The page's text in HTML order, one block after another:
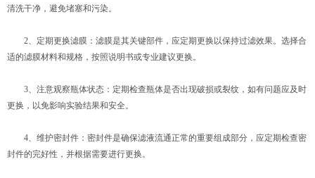
清洗干净，避免堵塞和污染。
2、定期更换滤膜：滤膜是其关键部件，应定期更换以保持过滤效果。选择合
适的滤膜材料和规格，按照说明书或专业建议更换。
3、注意观察瓶体状态：定期检查瓶体是否出现破损或裂纹，如有问题应及时
更换，以免影响实验结果和安全。
4、维护密封件：密封件是确保滤液流通正常的重要组成部分，应定期检查密
封件的完好性，并根据需要进行更换。